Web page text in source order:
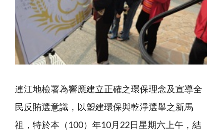
連江地檢署為響應建立正確之環保理念及宣導全
民反賄選意識，以塑建環保與乾淨選舉之新馬
祖，特於本（100）年10月22日星期六上午，結